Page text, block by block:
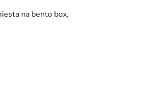
na bento box,